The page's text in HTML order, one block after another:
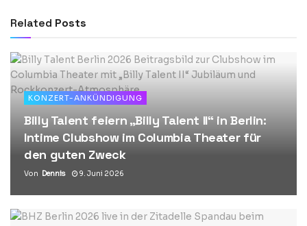
Related Posts
KONZERT-ANKÜNDIGUNG
Billy Talent feiern „Billy Talent II“ in Berlin:
Intime Clubshow im Columbia Theater für
den guten Zweck
Von Dennis 9. Juni 2026